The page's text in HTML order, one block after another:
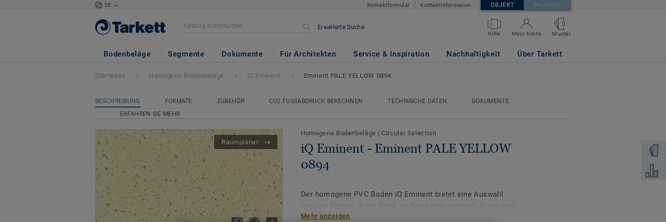
DE Kontaktformular Kontaktinformation OBJEKT WOHNEN
Erweiterte Suche
Hilfe Mein Konto
0
Muster
Bodenbeläge Segmente Dokumente Für Architekten Service & Inspiration Nachhaltigkeit Über Tarkett
iQ Eminent - Eminent PALE YELLOW 0894
Zum
Startseite Homogene Bodenbeläge iQ Eminent Eminent PALE YELLOW 0894
BESCHREIBUNG FORMATE ZUBEHÖR CO2 FUSSABDRUCK BERECHNEN TECHNISCHE DATEN
DOKUMENTE
ERFAHREN SIE MEHR
Raumplaner
Homogene Bodenbeläge | Circular Selection
iQ Eminent - Eminent PALE YELLOW
0894
Der homogene PVC Boden iQ Eminent bietet eine Auswahl
farblich auf die Kollektion
Mehr anzeigen